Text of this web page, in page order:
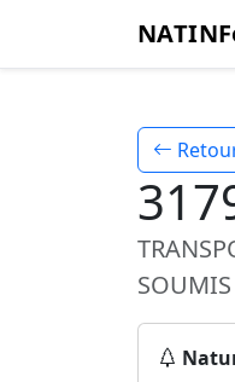
SOUMIS